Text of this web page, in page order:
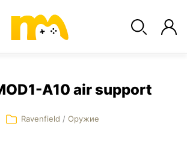
A10 air support
Ravenfield / Оружие